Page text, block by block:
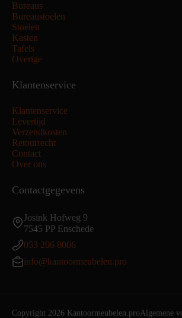
Bureaus
Bureaustoelen
Stoelen
Kasten
Tafels
Overige
Klantenservice
Klantenservice
Levertijd
Verzendkosten
Retourrecht
Contact
Over ons
Contactgegevens
Josink Hofweg 9
7545 PP Enschede
053 206 8006
info@kantoormeubelen.pro
Copyright 2026 Kantoormeubelen.proAlgemene